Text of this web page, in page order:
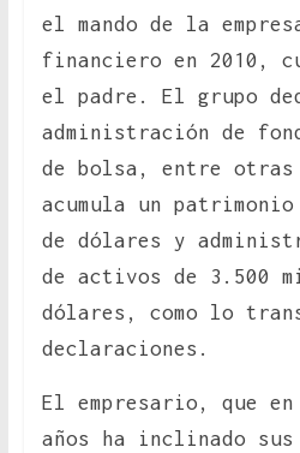
el mando de la
financiero en 2010,
el padre. El grupo
administración de
de bolsa, entre otras
acumula un
de dólares y
de activos de 3.500
dólares, como lo
declaraciones.
El empresario, que
años ha inclinado